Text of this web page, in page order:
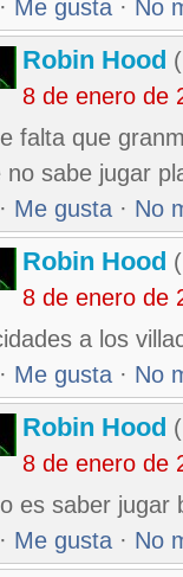
· Me gusta · No
Robin Hood
8 de enero de
falta que
no sabe jugar
· Me gusta · No
Robin Hood
8 de enero de
a los
· Me gusta · No
Robin Hood
8 de enero de
es saber jugar
· Me gusta · No